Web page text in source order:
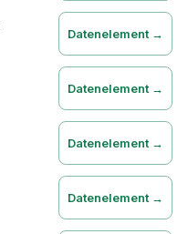
Datenelement →
Datenelement →
Datenelement →
Datenelement →